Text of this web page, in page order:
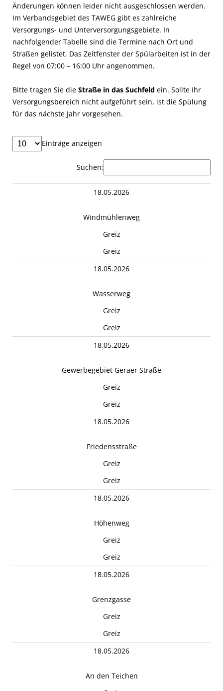
Änderungen können leider nicht ausgeschlossen werden.
Im Verbandsgebiet des TAWEG gibt es zahlreiche
Versorgungs- und Unterversorgungsgebiete. In
nachfolgender Tabelle sind die Termine nach Ort und
Straßen gelistet. Das Zeitfenster der Spülarbeiten ist in der
Regel von 07:00 – 16:00 Uhr angenommen.
Bitte tragen Sie die Straße in das Suchfeld ein. Sollte Ihr
Versorgungsbereich nicht aufgeführt sein, ist die Spülung
für das nächste Jahr vorgesehen.
Einträge anzeigen
Suchen:
18.05.2026
Windmühlenweg
Greiz
Greiz
18.05.2026
Wasserweg
Greiz
Greiz
18.05.2026
Gewerbegebiet Geraer Straße
Greiz
Greiz
18.05.2026
Friedensstraße
Greiz
Greiz
18.05.2026
Höhenweg
Greiz
Greiz
18.05.2026
Grenzgasse
Greiz
Greiz
18.05.2026
An den Teichen